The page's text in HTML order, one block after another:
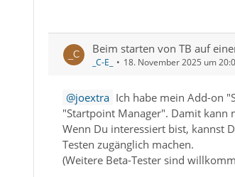
Beim starten von TB auf
_C-E_ 18. November 2025 um
joextra Ich habe mein Add-on
"Startpoint Manager". Damit kann
Wenn Du interessiert bist, kannst
Testen zugänglich machen.
(Weitere Beta-Tester sind